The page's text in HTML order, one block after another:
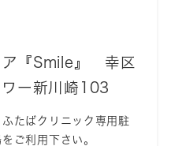
ア『Smile』 幸区
ー新川崎103
ふたばクリニック専用駐
ご利用下さい 。